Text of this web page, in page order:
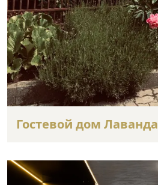
Гостевой дом Лаванда